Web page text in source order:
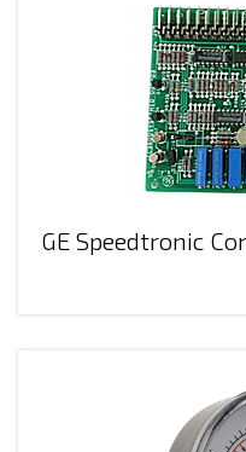
GE Speedtronic